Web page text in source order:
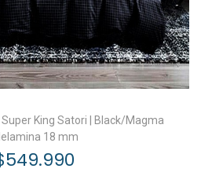
King Satori | Black/Magma
18 mm
549.990